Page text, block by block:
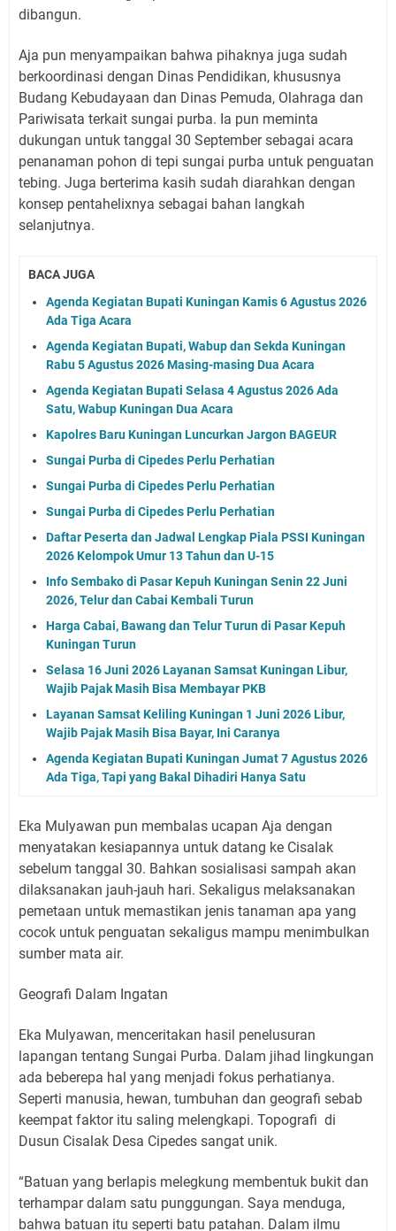
dibangun.
Aja pun menyampaikan bahwa pihaknya juga sudah
berkoordinasi dengan Dinas Pendidikan, khususnya
Budang Kebudayaan dan Dinas Pemuda, Olahraga dan
Pariwisata terkait sungai purba. Ia pun meminta
dukungan untuk tanggal 30 September sebagai acara
penanaman pohon di tepi sungai purba untuk penguatan
tebing. Juga berterima kasih sudah diarahkan dengan
konsep pentahelixnya sebagai bahan langkah
selanjutnya.
BACA JUGA
Agenda Kegiatan Bupati Kuningan Kamis 6 Agustus 2026
Ada Tiga Acara
Agenda Kegiatan Bupati, Wabup dan Sekda Kuningan
Rabu 5 Agustus 2026 Masing-masing Dua Acara
Agenda Kegiatan Bupati Selasa 4 Agustus 2026 Ada
Satu, Wabup Kuningan Dua Acara
Kapolres Baru Kuningan Luncurkan Jargon BAGEUR
Sungai Purba di Cipedes Perlu Perhatian
Sungai Purba di Cipedes Perlu Perhatian
Sungai Purba di Cipedes Perlu Perhatian
Daftar Peserta dan Jadwal Lengkap Piala PSSI Kuningan
2026 Kelompok Umur 13 Tahun dan U-15
Info Sembako di Pasar Kepuh Kuningan Senin 22 Juni
2026, Telur dan Cabai Kembali Turun
Harga Cabai, Bawang dan Telur Turun di Pasar Kepuh
Kuningan Turun
Selasa 16 Juni 2026 Layanan Samsat Kuningan Libur,
Wajib Pajak Masih Bisa Membayar PKB
Layanan Samsat Keliling Kuningan 1 Juni 2026 Libur,
Wajib Pajak Masih Bisa Bayar, Ini Caranya
Agenda Kegiatan Bupati Kuningan Jumat 7 Agustus 2026
Ada Tiga, Tapi yang Bakal Dihadiri Hanya Satu
Eka Mulyawan pun membalas ucapan Aja dengan
menyatakan kesiapannya untuk datang ke Cisalak
sebelum tanggal 30. Bahkan sosialisasi sampah akan
dilaksanakan jauh-jauh hari. Sekaligus melaksanakan
pemetaan untuk memastikan jenis tanaman apa yang
cocok untuk penguatan sekaligus mampu menimbulkan
sumber mata air.
Geografi Dalam Ingatan
Eka Mulyawan, menceritakan hasil penelusuran
lapangan tentang Sungai Purba. Dalam jihad lingkungan
ada beberepa hal yang menjadi fokus perhatianya.
Seperti manusia, hewan, tumbuhan dan geografi sebab
keempat faktor itu saling melengkapi. Topografi di
Dusun Cisalak Desa Cipedes sangat unik.
“Batuan yang berlapis melegkung membentuk bukit dan
terhampar dalam satu punggungan. Saya menduga,
bahwa batuan itu seperti batu patahan. Dalam ilmu